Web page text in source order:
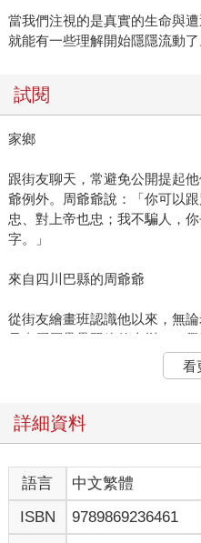
當我們注視的是真實的生命與
就能有一些理解開始隱隱流動了
試閱
家鄉
跟街友聊天，常避免公開提起
爺例外。周爺爺說：「你可以
忠、對上帝也忠；我不騙人，
字。」
來自四川巴縣的周爺爺
從街友繪畫班認識他以來，無
只畫層層疊疊翠綠的山巒，一
消耗到剩下一小截。上台分享
的家鄉都是山。」然後下一句
「單是重慶熱鬧的地方，要五
然多；四川、雲南、貴州這三
完。」他提起中國大陸省分，
樣熟稔。
看
詳細資料
語言 中文繁體
ISBN
9789869236461